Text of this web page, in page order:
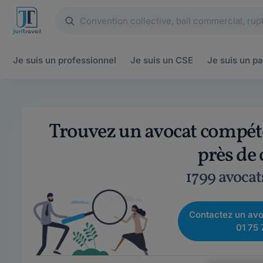
Je suis un professionnel Je suis un CSE Je suis un
Trouvez un avocat
près de
1799
Contactez un
01 75